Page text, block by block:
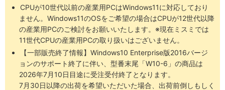
CPUが10世代以前の産業用PCはWindows11に対応しており
ません。Windows11のOSをご希望の場合はCPUが12世代以降
の産業用PCのご検討をお願いいたします。※現在ミスミでは
11世代CPUの産業用PCの取り扱いはございません。
【一部販売終了情報】Windows10 Enterprise版2016バージ
ョンのサポート終了に伴い、型番末尾「W10-6」の商品は
2026年7月10日目途に受注受付終了となります。
7月30日以降の出荷を希望いただいた場合、出荷前倒しもしく